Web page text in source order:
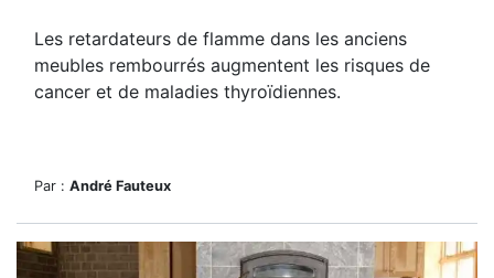
Les retardateurs de flamme dans les anciens
meubles rembourrés augmentent les risques de
cancer et de maladies thyroïdiennes.
Par : André Fauteux